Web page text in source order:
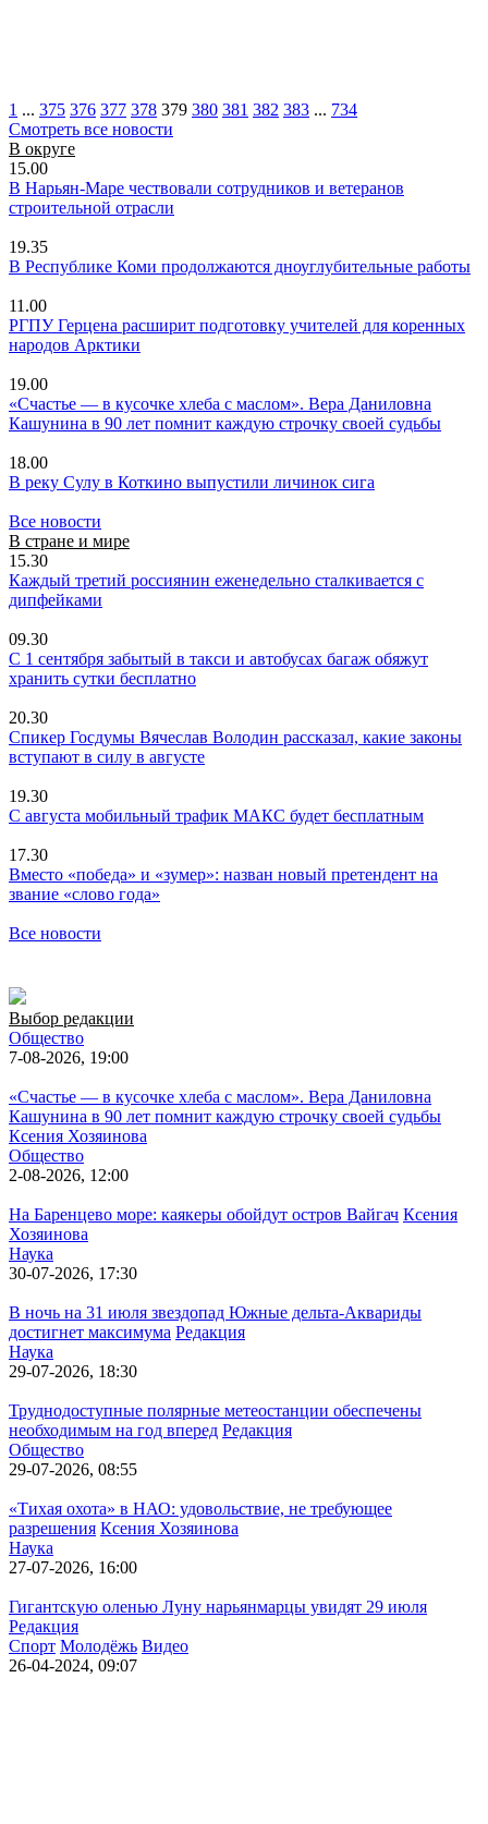
1 ... 375 376 377 378 379 380 381 382 383 ... 734
Смотреть все новости
В округе
15.00
В Нарьян-Маре чествовали сотрудников и ветеранов
строительной отрасли
19.35
В Республике Коми продолжаются дноуглубительные работы
11.00
РГПУ Герцена расширит подготовку учителей для коренных
народов Арктики
19.00
«Счастье — в кусочке хлеба с маслом». Вера Даниловна
Кашунина в 90 лет помнит каждую строчку своей судьбы
18.00
В реку Сулу в Коткино выпустили личинок сига
Все новости
В стране и мире
15.30
Каждый третий россиянин еженедельно сталкивается с
дипфейками
09.30
С 1 сентября забытый в такси и автобусах багаж обяжут
хранить сутки бесплатно
20.30
Спикер Госдумы Вячеслав Володин рассказал, какие законы
вступают в силу в августе
19.30
С августа мобильный трафик МАКС будет бесплатным
17.30
Вместо «победа» и «зумер»: назван новый претендент на
звание «слово года»
Все новости
Выбор редакции
Общество
7-08-2026, 19:00
«Счастье — в кусочке хлеба с маслом». Вера Даниловна
Кашунина в 90 лет помнит каждую строчку своей судьбы
Ксения Хозяинова
Общество
2-08-2026, 12:00
На Баренцево море: каякеры обойдут остров Вайгач Ксения
Хозяинова
Наука
30-07-2026, 17:30
В ночь на 31 июля звездопад Южные дельта-Аквариды
достигнет максимума Редакция
Наука
29-07-2026, 18:30
Труднодоступные полярные метеостанции обеспечены
необходимым на год вперед Редакция
Общество
29-07-2026, 08:55
«Тихая охота» в НАО: удовольствие, не требующее
разрешения Ксения Хозяинова
Наука
27-07-2026, 16:00
Гигантскую оленью Луну нарьянмарцы увидят 29 июля
Редакция
Спорт Молодёжь Видео
26-04-2024, 09:07